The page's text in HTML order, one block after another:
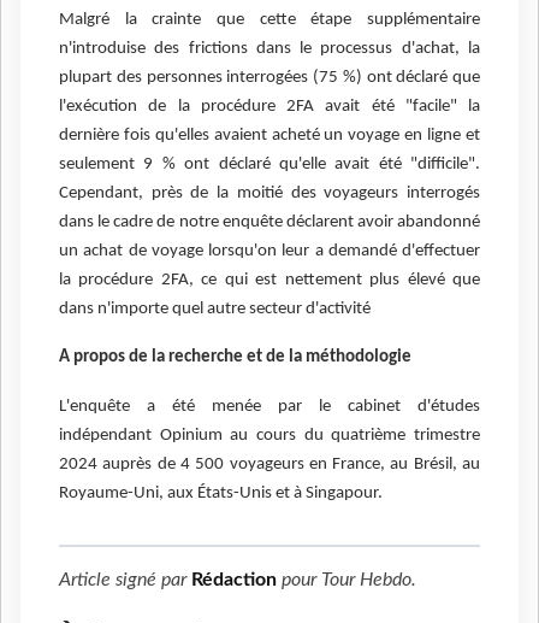
Malgré la crainte que cette étape supplémentaire
n'introduise des frictions dans le processus d'achat, la
plupart des personnes interrogées (75 %) ont déclaré que
l'exécution de la procédure 2FA avait été "facile" la
dernière fois qu'elles avaient acheté un voyage en ligne et
seulement 9 % ont déclaré qu'elle avait été "difficile".
Cependant, près de la moitié des voyageurs interrogés
dans le cadre de notre enquête déclarent avoir abandonné
un achat de voyage lorsqu'on leur a demandé d'effectuer
la procédure 2FA, ce qui est nettement plus élevé que
dans n'importe quel autre secteur d'activité
A propos de la recherche et de la méthodologie
L'enquête a été menée par le cabinet d'études
indépendant Opinium au cours du quatrième trimestre
2024 auprès de 4 500 voyageurs en France, au Brésil, au
Royaume-Uni, aux États-Unis et à Singapour.
Article signé par Rédaction pour Tour Hebdo.